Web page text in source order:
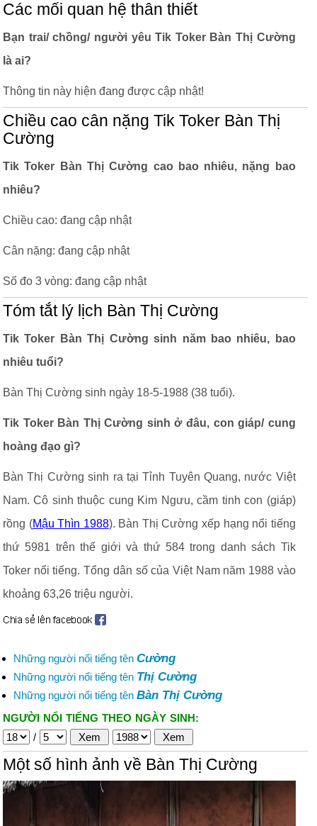
Các mối quan hệ thân thiết
Bạn trai/ chồng/ người yêu Tik Toker Bàn Thị Cường
là ai?
Thông tin này hiện đang được cập nhật!
Chiều cao cân nặng Tik Toker Bàn Thị
Cường
Tik Toker Bàn Thị Cường cao bao nhiêu, nặng bao
nhiêu?
Chiều cao: đang cập nhật
Cân nặng: đang cập nhật
Số đo 3 vòng: đang cập nhật
Tóm tắt lý lịch Bàn Thị Cường
Tik Toker Bàn Thị Cường sinh năm bao nhiêu, bao
nhiêu tuổi?
Bàn Thị Cường sinh ngày 18-5-1988 (38 tuổi).
Tik Toker Bàn Thị Cường sinh ở đâu, con giáp/ cung
hoàng đạo gì?
Bàn Thị Cường sinh ra tại Tỉnh Tuyên Quang, nước Việt
Nam. Cô sinh thuộc cung Kim Ngưu, cầm tinh con (giáp)
rồng (Mậu Thìn 1988). Bàn Thị Cường xếp hạng nổi tiếng
thứ 5981 trên thế giới và thứ 584 trong danh sách Tik
Toker nổi tiếng. Tổng dân số của Việt Nam năm 1988 vào
khoảng 63,26 triệu người.
Những người nổi tiếng tên Cường
Những người nổi tiếng tên Thị Cường
Những người nổi tiếng tên Bàn Thị Cường
NGƯỜI NỔI TIẾNG THEO NGÀY SINH:
/
Một số hình ảnh về Bàn Thị Cường